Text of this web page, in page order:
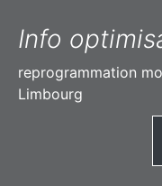
Info
reprogrammation
Limbourg